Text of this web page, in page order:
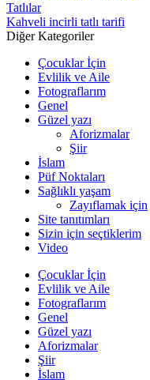
Tatlılar
Kahveli incirli tatlı tarifi
Diğer Kategoriler
Çocuklar İçin
Evlilik ve Aile
Fotograflarım
Genel
Güzel yazı
Aforizmalar
Şiir
İslam
Püf Noktaları
Sağlıklı yaşam
Zayıflamak için
Site tanıtımları
Sizin için seçtiklerim
Video
Çocuklar İçin
Evlilik ve Aile
Fotograflarım
Genel
Güzel yazı
Aforizmalar
Şiir
İslam